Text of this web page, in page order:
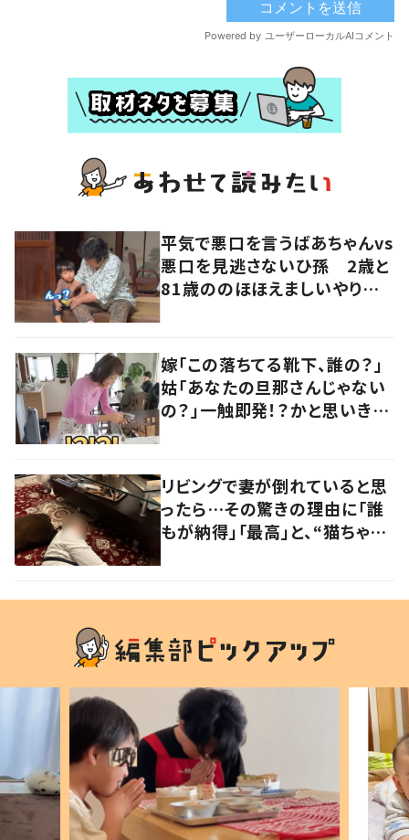
平気で悪口を言うばあちゃんvs
悪口を見逃さないひ孫 2歳と
81歳ののほほえましいやり取り
嫁「この落ちてる靴下、誰の？」
姑「あなたの旦那さんじゃない
の？」一触即発！？かと思いき
リビングで妻が倒れていると思
ったら…その驚きの理由に「誰
もが納得」「最高」と、“猫ちゃん